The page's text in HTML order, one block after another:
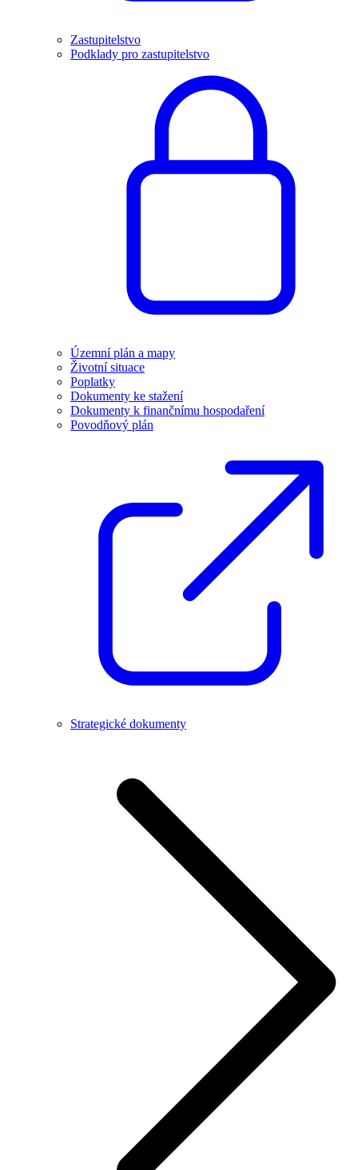
Zastupitelstvo
Podklady pro zastupitelstvo
Územní plán a mapy
Životní situace
Poplatky
Dokumenty ke stažení
Dokumenty k finančnímu hospodaření
Povodňový plán
Strategické dokumenty